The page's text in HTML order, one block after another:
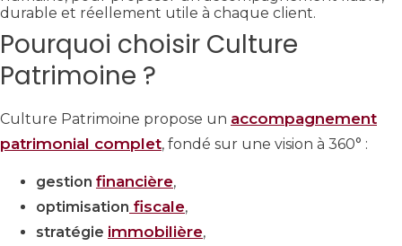
durable et réellement utile à chaque client.
Pourquoi choisir Culture
Patrimoine ?
Culture Patrimoine propose un accompagnement
patrimonial complet, fondé sur une vision à 360° :
gestion financière,
optimisation fiscale,
stratégie immobilière,